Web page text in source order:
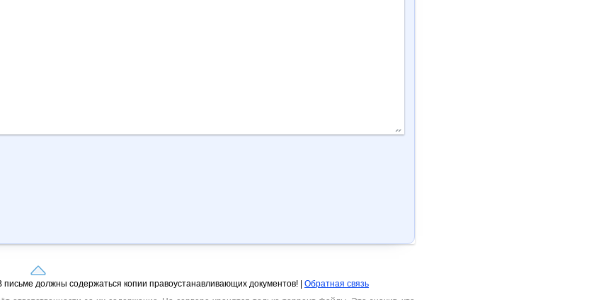
должны содержаться копии правоустанавливающих документов! |
Обратная связь